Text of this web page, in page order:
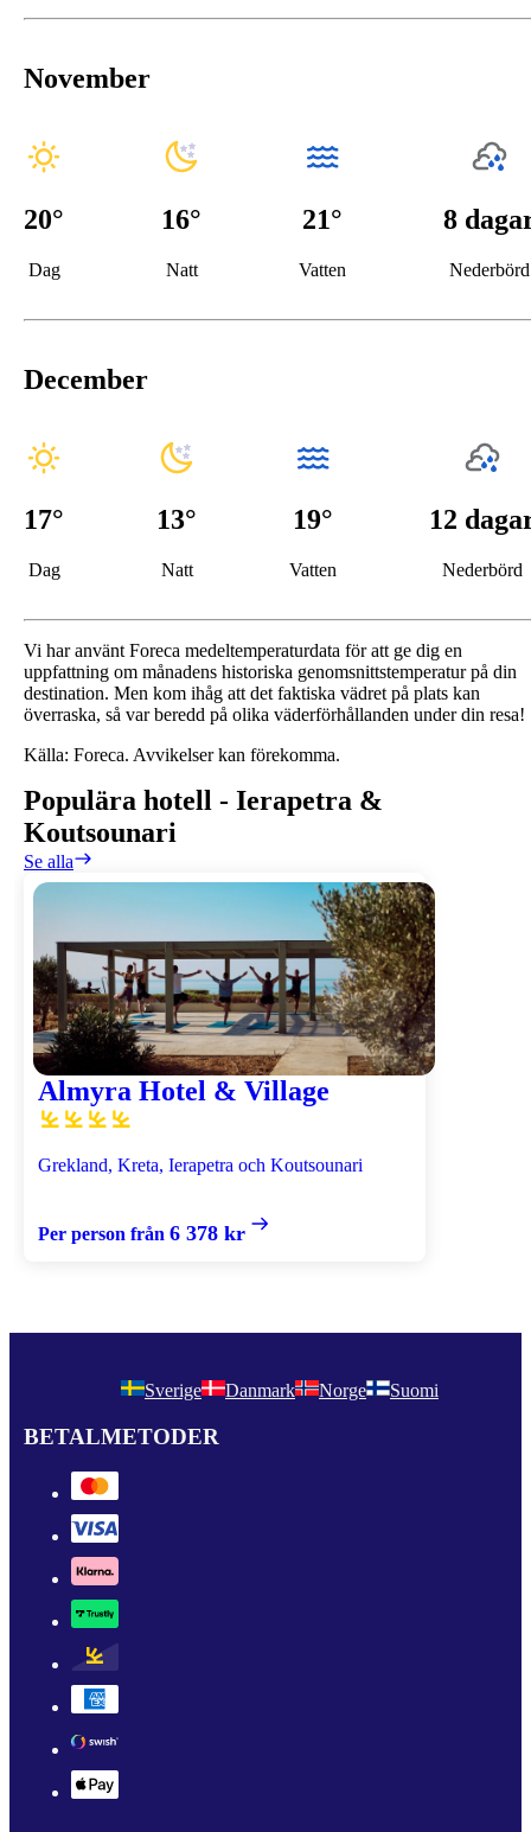
November
20°
Dag
16°
Natt
21°
Vatten
8
Nederbörd
December
17°
Dag
13°
Natt
19°
Vatten
12
Nederbörd
Vi har använt Foreca medeltemperaturdata för att ge dig en
uppfattning om månadens historiska genomsnittstemperatur på din
destination. Men kom ihåg att det faktiska vädret på plats kan
överraska, så var beredd på olika väderförhållanden under din resa!
Källa: Foreca. Avvikelser kan förekomma.
Populära hotell - Ierapetra &
Koutsounari
Se alla
Almyra Hotel & Village
Grekland, Kreta, Ierapetra och Koutsounari
Per person från 6 378 kr
Sverige Danmark Norge Suomi
BETALMETODER